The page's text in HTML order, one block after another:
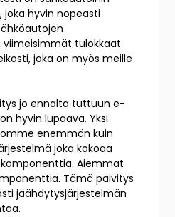
joka hyvin nopeasti
viimeisimmät tulokkaat
joka on myös meille
jo ennalta tuttuun e-
hyvin lupaava. Yksi
enemmän kuin
joka kokoaa
Aiemmat
Tämä päivitys
jäähdytysjärjestelmän